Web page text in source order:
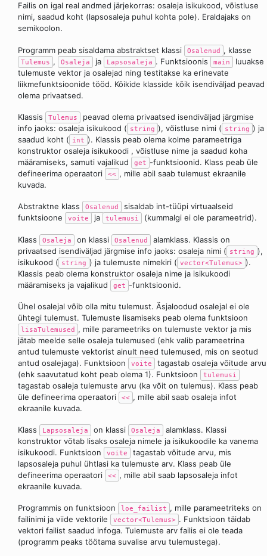
Failis on igal real andmed järjekorras: osaleja isikukood, võistluse
nimi, saadud koht (lapsosaleja puhul kohta pole). Eraldajaks on
semikoolon.
Programm peab sisaldama abstraktset klassi Osalenud , klasse
Tulemus , Osaleja ja Lapsosaleja . Funktsioonis main
luuakse
tulemuste vektor ja osalejad ning testitakse ka erinevate
liikmefunktsioonide tööd. Kõikide klasside kõik isendiväljad peavad
olema privaatsed.
Klassis Tulemus
peavad olema privaatsed isendiväljad järgmise
info jaoks: osaleja isikukood ( string ), võistluse nimi ( string ) ja
saadud koht ( int ). Klassis peab olema kolme parameetriga
konstruktor osaleja isikukoodi , võistluse nime ja saadud koha
määramiseks, samuti vajalikud
get -funktsioonid. Klass peab üle
defineerima operaatori
<< , mille abil saab tulemust ekraanile
kuvada.
Abstraktne klass Osalenud
sisaldab int-tüüpi virtuaalseid
funktsioone
voite ja tulemusi (kummalgi ei ole parameetrid).
Klass Osaleja on klassi Osalenud
alamklass. Klassis on
privaatsed isendiväljad järgmise info jaoks: osaleja nimi ( string ),
isikukood ( string ) ja tulemuste nimekiri ( vector<Tulemus> ).
Klassis peab olema konstruktor osaleja nime ja isikukoodi
määramiseks ja vajalikud
get -funktsioonid.
Ühel osalejal võib olla mitu tulemust. Äsjaloodud osalejal ei ole
ühtegi tulemust. Tulemuste lisamiseks peab olema funktsioon
lisaTulemused , mille parameetriks on tulemuste vektor ja mis
jätab meelde selle osaleja tulemused (ehk valib parameetrina
antud tulemuste vektorist ainult need tulemused, mis on seotud
antud osalejaga). Funktsioon
voite
tagastab osaleja võitude arvu
(ehk saavutatud koht peab olema 1). Funktsioon
tulemusi
tagastab osaleja tulemuste arvu (ka võit on tulemus). Klass peab
üle defineerima operaatori
<< , mille abil saab osaleja infot
ekraanile kuvada.
Klass Lapsosaleja on klassi Osaleja
alamklass. Klassi
konstruktor võtab lisaks osaleja nimele ja isikukoodile ka vanema
isikukoodi. Funktsioon
voite
tagastab võitude arvu, mis
lapsosaleja puhul ühtlasi ka tulemuste arv. Klass peab üle
defineerima operaatori
<< , mille abil saab lapsosaleja infot
ekraanile kuvada.
Programmis on funktsioon loe_failist , mille parameetriteks on
failinimi ja viide vektorile
vector<Tulemus> . Funktsioon täidab
vektori failist saadud infoga. Tulemuste arv failis ei ole teada
(programm peaks töötama suvalise arvu tulemustega).